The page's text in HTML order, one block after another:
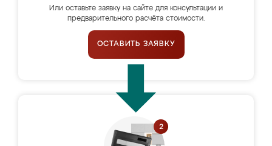
Или оставьте заявку на сайте для консультации и
предварительного расчёта стоимости.
ОСТАВИТЬ ЗАЯВКУ